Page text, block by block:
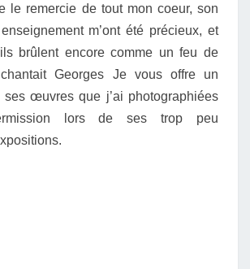
le remercie de tout mon coeur, son
m’ont été précieux, et
brûlent encore comme un feu de
Georges Je vous offre un
ses œuvres que j’ai photographiées
lors de ses trop peu